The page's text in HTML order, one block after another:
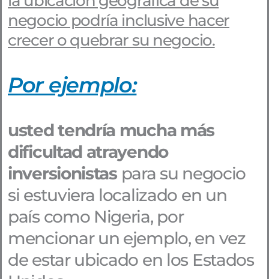
negocio podría inclusive hacer
crecer o quebrar su negocio.
Por ejemplo:
usted tendría mucha más
dificultad atrayendo
inversionistaspara su negocio
si estuviera localizado en un
país como Nigeria, por
mencionar un ejemplo, en vez
de estar ubicado en los Estados